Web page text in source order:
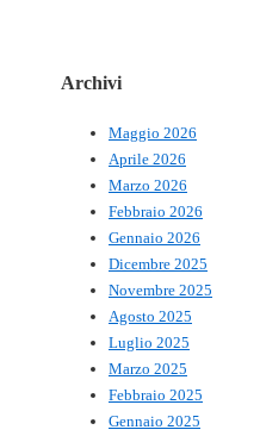
Archivi
Maggio 2026
Aprile 2026
Marzo 2026
Febbraio 2026
Gennaio 2026
Dicembre 2025
Novembre 2025
Agosto 2025
Luglio 2025
Marzo 2025
Febbraio 2025
Gennaio 2025